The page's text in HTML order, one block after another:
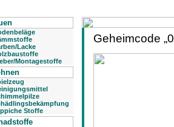
Lacke
Montagestoffe
Stoffe
Geheimcode